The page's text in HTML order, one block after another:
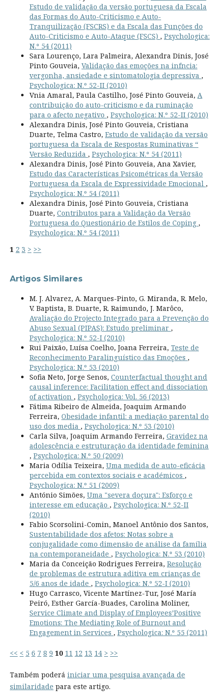
Estudo de validação da versão portuguesa da Escala
das Formas do Auto-Criticismo e Auto-
Tranquilização (FSCRS) e da Escala das Funções do
Auto-Criticismo e Auto-Ataque (FSCS) , Psychologica:
N.º 54 (2011)
Sara Lourenço, Lara Palmeira, Alexandra Dinis, José
Pinto Gouveia, Validação das emoções na infncia:
vergonha, ansiedade e sintomatologia depressiva ,
Psychologica: N.º 52-II (2010)
Vnia Amaral, Paula Castilho, José Pinto Gouveia, A
contribuição do auto-criticismo e da ruminação
para o afecto negativo , Psychologica: N.º 52-II (2010)
Alexandra Dinis, José Pinto Gouveia, Cristiana
Duarte, Telma Castro, Estudo de validação da versão
portuguesa da Escala de Respostas Ruminativas “
Versão Reduzida , Psychologica: N.º 54 (2011)
Alexandra Dinis, José Pinto Gouveia, Ana Xavier,
Estudo das Características Psicométricas da Versão
Portuguesa da Escala de Expressividade Emocional ,
Psychologica: N.º 54 (2011)
Alexandra Dinis, José Pinto Gouveia, Cristiana
Duarte, Contributos para a Validação da Versão
Portuguesa do Questionário de Estilos de Coping ,
Psychologica: N.º 54 (2011)
1 2 3 > >>
Artigos Similares
M. J. Alvarez, A. Marques-Pinto, G. Miranda, R. Melo,
V. Baptista, B. Duarte, R. Raimundo, J. Marôco,
Avaliação do Projecto Integrado para a Prevenção do
Abuso Sexual (PIPAS): Estudo preliminar ,
Psychologica: N.º 52-I (2010)
Rui Paixão, Luísa Coelho, Joana Ferreira, Teste de
Reconhecimento Paralinguístico das Emoções ,
Psychologica: N.º 53 (2010)
Sofia Neto, Jorge Senos, Counterfactual thought and
causal inference: Facilitation effect and dissociation
of activation , Psychologica: Vol. 56 (2013)
Fátima Ribeiro de Almeida, Joaquim Armando
Ferreira, Obesidade infantil: a mediação parental do
uso dos media , Psychologica: N.º 53 (2010)
Carla Silva, Joaquim Armando Ferreira, Gravidez na
adolescência e estruturação da identidade feminina
, Psychologica: N.º 50 (2009)
Maria Odília Teixeira, Uma medida de auto-eficácia
percebida em contextos sociais e académicos ,
Psychologica: N.º 51 (2009)
António Simões, Uma "severa doçura": Esforço e
interesse em educação , Psychologica: N.º 52-II
(2010)
Fabio Scorsolini-Comin, Manoel Antônio dos Santos,
Sustentabilidade dos afetos: Notas sobre a
conjugalidade como dimensão de análise da família
na contemporaneidade , Psychologica: N.º 53 (2010)
Maria da Conceição Rodrigues Ferreira, Resolução
de problemas de estrutura aditiva em crianças de
5/6 anos de idade , Psychologica: N.º 52-I (2010)
Hugo Carrasco, Vicente Martínez-Tur, José María
Peiró, Esther García-Buades, Carolina Moliner,
Service Climate and Display of Employees’Positive
Emotions: The Mediating Role of Burnout and
Engagement in Services , Psychologica: N.º 55 (2011)
<< < 5 6 7 8 9 10 11 12 13 14 > >>
Também poderá iniciar uma pesquisa avançada de
similaridade para este artigo.